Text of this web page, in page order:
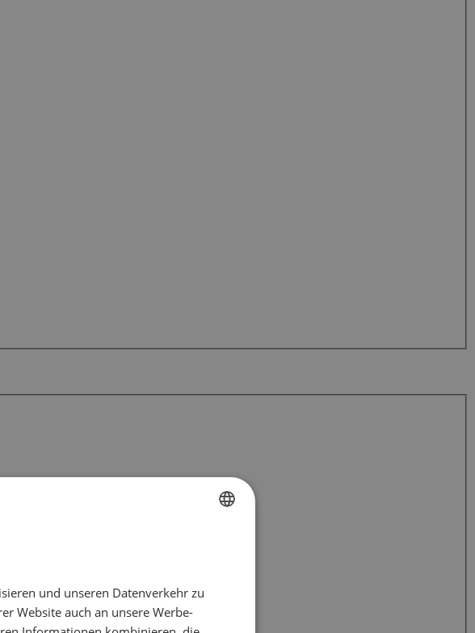
ENGLISH
und unseren Datenverkehr zu
Website auch an unsere Werbe-